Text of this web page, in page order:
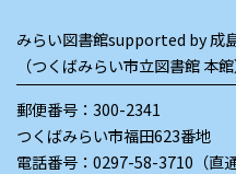
みらい図書館supported by 成
（つくばみらい市立図書館 本館
郵便番号：300-2341
つくばみらい市福田623番地
電話番号： 0297-58-3710（直通